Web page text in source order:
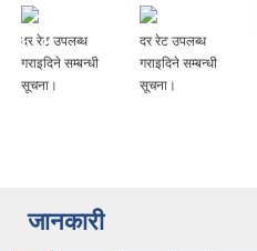
दर रेट उपलब्ध
गराइदिने सम्बन्धी
सूचना।
दर रेट उपलब्ध
गराइदिने सम्बन्धी
सूचना।
जानकारी